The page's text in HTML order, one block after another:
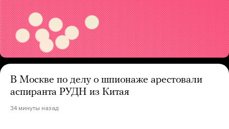
В Москве по делу о шпионаже арестовали
аспиранта РУДН из Китая
34 минуты назад